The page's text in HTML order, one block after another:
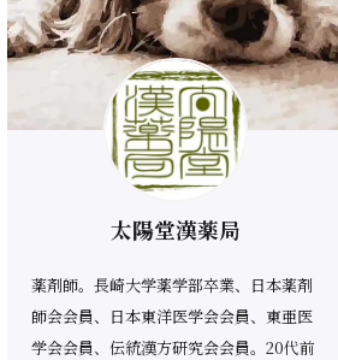
太陽堂漢薬局
薬剤師。長崎大学薬学部卒業、日本薬剤
師会会員、日本東洋医学会会員、東亜医
学会会員、伝統漢方研究会会員。20代前